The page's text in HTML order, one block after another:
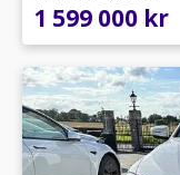
1 599 000 kr